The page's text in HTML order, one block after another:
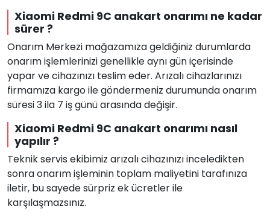
Xiaomi Redmi 9C anakart onarımı ne kadar
sürer ?
Onarım Merkezi mağazamıza geldiğiniz durumlarda
onarım işlemlerinizi genellikle aynı gün içerisinde
yapar ve cihazınızı teslim eder. Arızalı cihazlarınızı
firmamıza kargo ile göndermeniz durumunda onarım
süresi 3 ila 7 iş günü arasında değişir.
Xiaomi Redmi 9C anakart onarımı nasıl
yapılır ?
Teknik servis ekibimiz arızalı cihazınızı inceledikten
sonra onarım işleminin toplam maliyetini tarafınıza
iletir, bu sayede sürpriz ek ücretler ile
karşılaşmazsınız.